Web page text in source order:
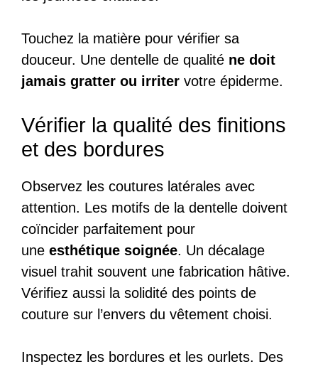
Touchez la matière pour vérifier sa
douceur. Une dentelle de qualité ne doit
jamais gratter ou irriter votre épiderme.
Vérifier la qualité des finitions
et des bordures
Observez les coutures latérales avec
attention. Les motifs de la dentelle doivent
coïncider parfaitement pour
une esthétique soignée. Un décalage
visuel trahit souvent une fabrication hâtive.
Vérifiez aussi la solidité des points de
couture sur l’envers du vêtement choisi.
Inspectez les bordures et les ourlets. Des